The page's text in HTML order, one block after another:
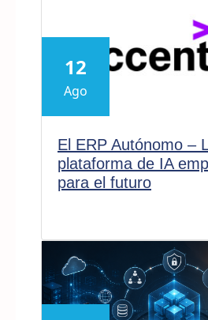
12
Ago
El ERP Autónomo –
plataforma de IA
para el futuro